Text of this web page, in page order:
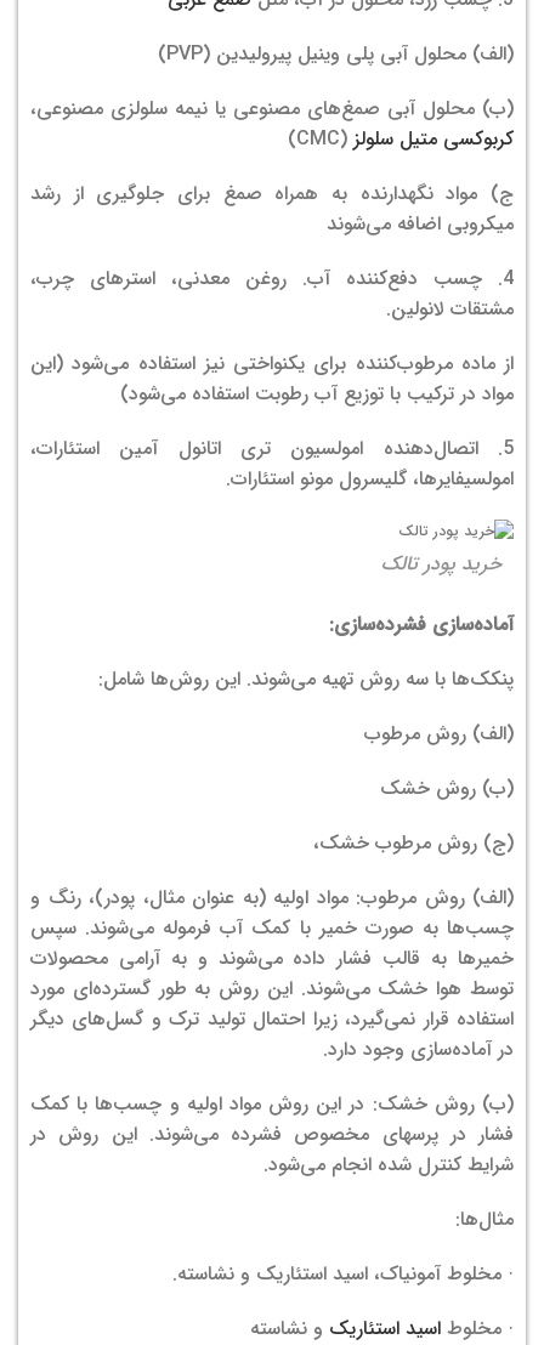
(الف) محلول آبی پلی وینیل پیرولیدین (PVP)
(ب) محلول آبی صمغ‌های مصنوعی یا نیمه سلولزی مصنوعی،
کربوکسی متیل سلولز (CMC)
ج) مواد نگهدارنده به همراه صمغ برای جلوگیری از رشد
میکروبی اضافه می‌شوند
4. چسب دفع‌کننده آب. روغن معدنی، استرهای چرب،
مشتقات لانولین.
از ماده مرطوب‌کننده برای یکنواختی نیز استفاده می‌شود (این
مواد در ترکیب با توزیع آب رطوبت استفاده می‌شود)
5. اتصال‌دهنده امولسیون تری اتانول آمین استئارات،
امولسیفایرها، گلیسرول مونو استئارات.
خرید پودر تالک
آماده‌سازی فشرده‌سازی:
پنکک‌ها با سه روش تهیه می‌شوند. این روش‌ها شامل:
(الف) روش مرطوب
(ب) روش خشک
(ج) روش مرطوب خشک،
(الف) روش مرطوب: مواد اولیه (به عنوان مثال، پودر)، رنگ و
چسب‌ها به صورت خمیر با کمک آب فرموله می‌شوند. سپس
خمیرها به قالب فشار داده می‌شوند و به آرامی محصولات
توسط هوا خشک می‌شوند. این روش به طور گسترده‌ای مورد
استفاده قرار نمی‌گیرد، زیرا احتمال تولید ترک و گسل‌های دیگر
در آماده‌سازی وجود دارد.
(ب) روش خشک: در این روش مواد اولیه و چسب‌ها با کمک
فشار در پرسهای مخصوص فشرده می‌شوند. این روش در
شرایط کنترل شده انجام می‌شود.
مثال‌ها:
· مخلوط آمونیاک، اسید استئاریک و نشاسته.
· مخلوط اسید استئاریک و نشاسته